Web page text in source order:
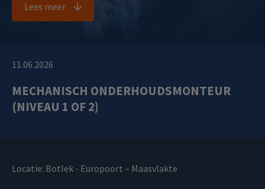
Lees meer
11.06.2026
MECHANISCH ONDERHOUDSMONTEUR
(NIVEAU 1 OF 2)
Locatie: Botlek - Europoort – Maasvlakte